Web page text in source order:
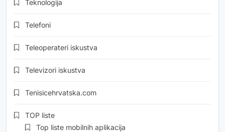
Teknologija
Telefoni
Teleoperateri iskustva
Televizori iskustva
Tenisicehrvatska.com
TOP liste
Top liste mobilnih aplikacija